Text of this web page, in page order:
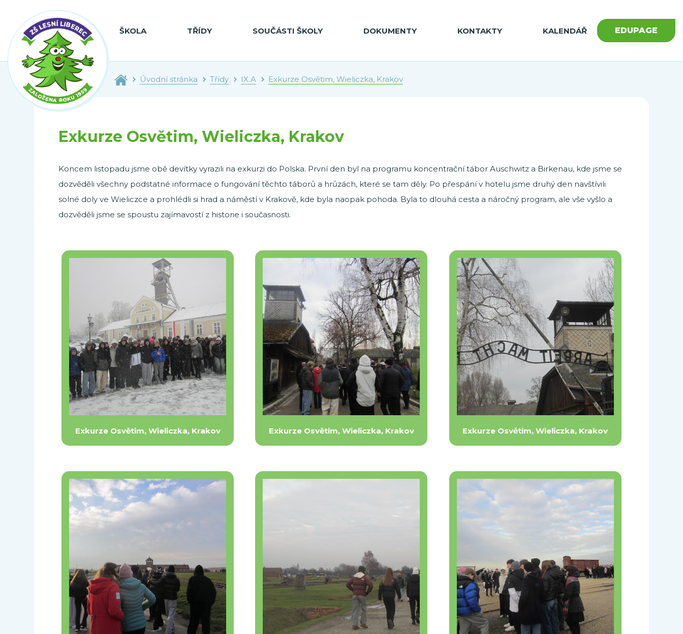
ŠKOLA TŘÍDY SOUČÁSTI ŠKOLY DOKUMENTY KONTAKTY KALENDÁŘ EDUPAGE
Úvodní stránka Třídy IX.A Exkurze Osvětim, Wieliczka, Krakov
Exkurze Osvětim, Wieliczka, Krakov
Koncem listopadu jsme obě devítky vyrazili na exkurzi do Polska. První den byl na programu koncentrační tábor Auschwitz a Birkenau, kde jsme se
dozvěděli všechny podstatné informace o fungování těchto táborů a hrůzách, které se tam děly. Po přespání v hotelu jsme druhý den navštívili
solné doly ve Wieliczce a prohlédli si hrad a náměstí v Krakově, kde byla naopak pohoda. Byla to dlouhá cesta a náročný program, ale vše vyšlo a
dozvěděli jsme se spoustu zajímavostí z historie i současnosti.
Exkurze Osvětim, Wieliczka, Krakov Exkurze Osvětim, Wieliczka, Krakov Exkurze Osvětim, Wieliczka, Krakov